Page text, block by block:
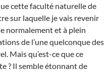
cette faculté naturelle de
sur laquelle je vais revenir
normalement et à plein
de l’une quelconque des
Mais qu’est-ce que ce
? Il semble étonnant de